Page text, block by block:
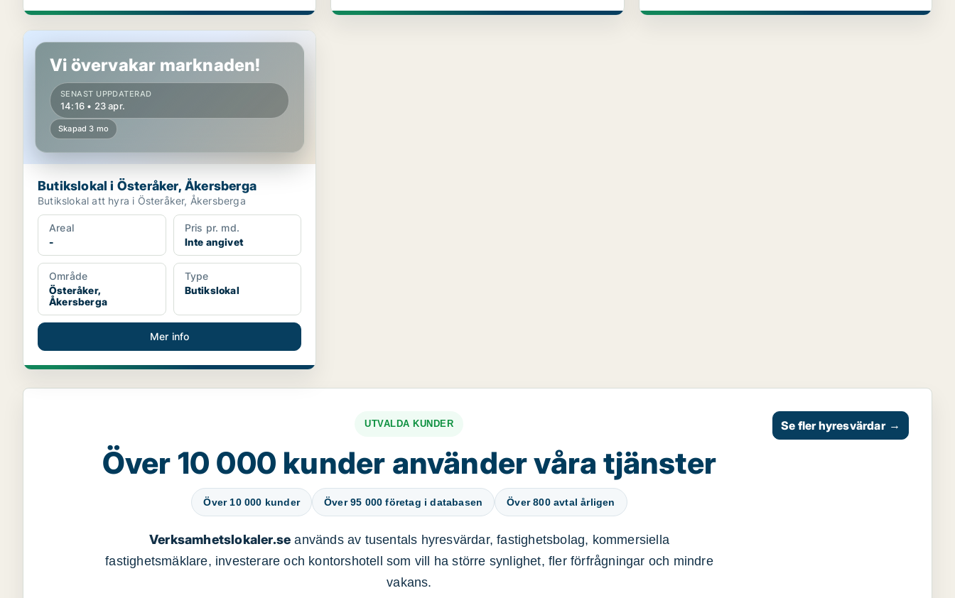
Butikslokal i Österåker, Åkersberga
Vi övervakar marknaden!
SENAST UPPDATERAD
14:16 • 23 apr.
Skapad 3 mo
Butikslokal i Österåker, Åkersberga
Butikslokal att hyra i Österåker, Åkersberga
Areal
-
Pris pr. md.
Inte angivet
Område
Österåker,
Åkersberga
Type
Butikslokal
Mer info
UTVALDA KUNDER
Över 10 000 kunder använder våra tjänster
Över 10 000 kunder Över 95 000 företag i databasen Över 800 avtal årligen
Verksamhetslokaler.se används av tusentals hyresvärdar, fastighetsbolag, kommersiella
fastighetsmäklare, investerare och kontorshotell som vill ha större synlighet, fler förfrågningar och mindre
vakans.
Se fler hyresvärdar →